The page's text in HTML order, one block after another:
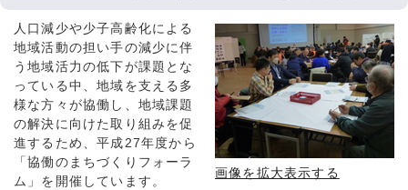
画像を拡大表示する
人口減少や少子高齢化による
地域活動の担い手の減少に伴
う地域活力の低下が課題とな
っている中、地域を支える多
様な方々が協働し、地域課題
の解決に向けた取り組みを促
進するため、平成27年度から
「協働のまちづくりフォーラ
ム」を開催しています。